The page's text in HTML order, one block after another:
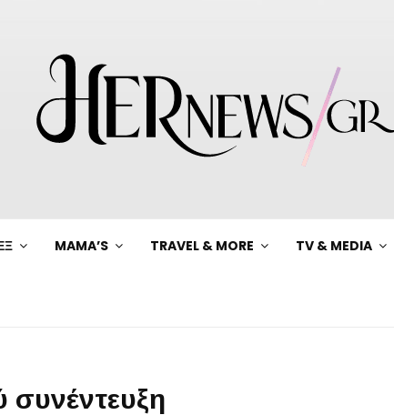
MAMA’S TRAVEL & MORE TV & MEDIA
συνέντευξη